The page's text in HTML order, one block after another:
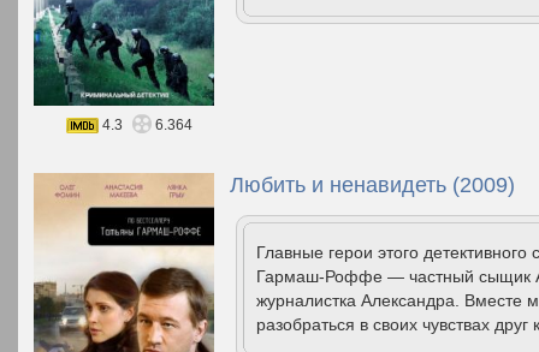
4.3 6.364
Любить и ненавидеть (2009)
Главные герои этого
Гармаш-Роффе — частный сыщик
журналистка Александра. Вместе
разобраться в своих чувствах